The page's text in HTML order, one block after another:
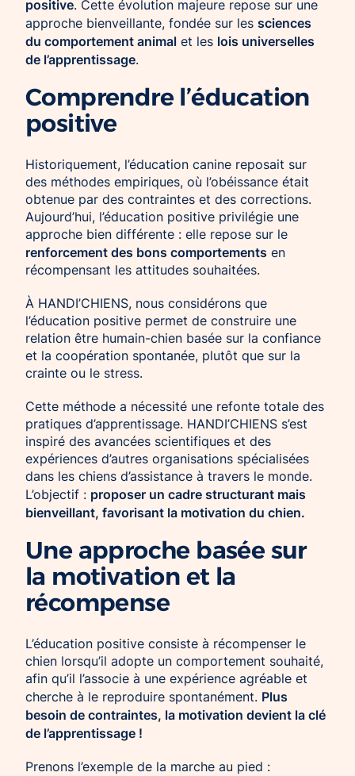
positive. Cette évolution majeure repose sur une
approche bienveillante, fondée sur les sciences
du comportement animal et les lois universelles
de l’apprentissage.
Comprendre l’éducation
positive
Historiquement, l’éducation canine reposait sur
des méthodes empiriques, où l’obéissance était
obtenue par des contraintes et des corrections.
Aujourd’hui, l’éducation positive privilégie une
approche bien différente : elle repose sur le
renforcement des bons comportements en
récompensant les attitudes souhaitées.
À HANDI’CHIENS, nous considérons que
l’éducation positive permet de construire une
relation être humain-chien basée sur la confiance
et la coopération spontanée, plutôt que sur la
crainte ou le stress.
Cette méthode a nécessité une refonte totale des
pratiques d’apprentissage. HANDI’CHIENS s’est
inspiré des avancées scientifiques et des
expériences d’autres organisations spécialisées
dans les chiens d’assistance à travers le monde.
L’objectif : proposer un cadre structurant mais
bienveillant, favorisant la motivation du chien.
Une approche basée sur
la motivation et la
récompense
L’éducation positive consiste à récompenser le
chien lorsqu’il adopte un comportement souhaité,
afin qu’il l’associe à une expérience agréable et
cherche à le reproduire spontanément. Plus
besoin de contraintes, la motivation devient la clé
de l’apprentissage !
Prenons l’exemple de la marche au pied :